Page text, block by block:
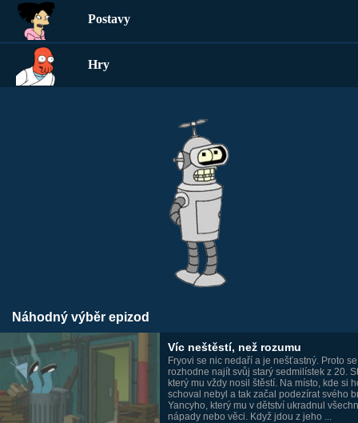
Postavy
Hry
Náhodný výběr epizod
Víc neštěstí, než rozumu
Fryovi se nic nedaří a je nešťastný. Proto se
rozhodne najít svůj starý sedmilístek z 20.
který mu vždy nosil štěstí. Na místo, kde si
schoval nebyl a tak začal podezírat svého
Yancyho, který mu v dětství ukradnul
nápady nebo věci. Když jdou z jeho ...